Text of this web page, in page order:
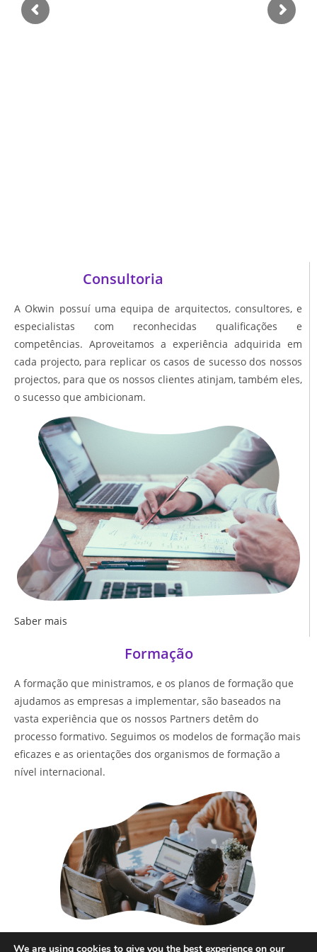
Consultoria
A Okwin possuí uma equipa de arquitectos, consultores, e
especialistas com reconhecidas qualificações e
competências. Aproveitamos a experiência adquirida em
cada projecto, para replicar os casos de sucesso dos nossos
projectos, para que os nossos clientes atinjam, também eles,
o sucesso que ambicionam.
Saber mais
Formação
A formação que ministramos, e os planos de formação que
ajudamos as empresas a implementar, são baseados na
vasta experiência que os nossos Partners detêm do
processo formativo. Seguimos os modelos de formação mais
eficazes e as orientações dos organismos de formação a
nível internacional.
Saber mais
We are using cookies to give you the best experience on our